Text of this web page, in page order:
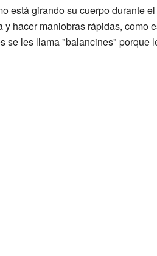
está girando su cuerpo durante
hacer maniobras rápidas, como
se les llama "balancines" porque